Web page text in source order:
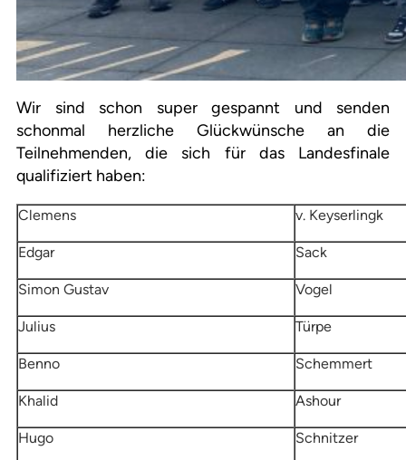
Wir sind schon super gespannt und senden
schonmal herzliche Glückwünsche an die
Teilnehmenden, die sich für das Landesfinale
qualifiziert haben:
Clemens v. Keyserlingk
Edgar Sack
Simon Gustav Vogel
Julius Türpe
Benno Schemmert
Khalid Ashour
Hugo Schnitzer